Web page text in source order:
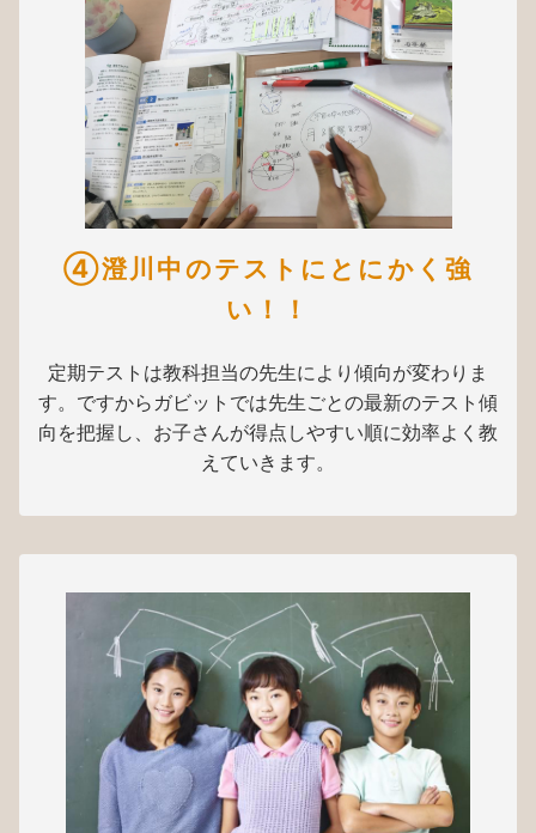
④澄川中のテストにとにかく強
い！！
定期テストは教科担当の先生により傾向が変わりま
す。ですからガビットでは先生ごとの最新のテスト傾
向を把握し、お子さんが得点しやすい順に効率よく教
えていきます。